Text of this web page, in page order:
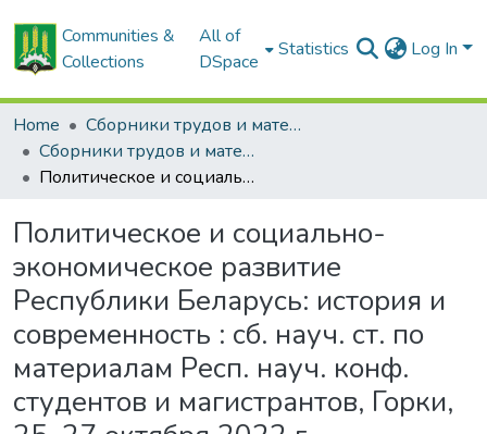
Communities &
Collections
All of
DSpace
Statistics Log In
Home
Сборники трудов и материалов конференций
Сборники трудов и материалы конференций студентов
Политическое и социально-экономическое развитие Республики Беларусь: история и современность : сб. науч. ст. по материалам Респ. науч. конф. студентов и магистрантов, Горки, 25–27 октября 2022 г.
Политическое и социально-
экономическое развитие
Республики Беларусь: история и
современность : сб. науч. ст. по
материалам Респ. науч. конф.
студентов и магистрантов, Горки,